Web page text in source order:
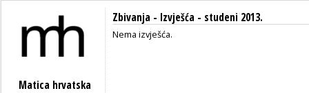
Matica hrvatska
Zbivanja - Izvješća - studeni 2013.
Nema izvješća.